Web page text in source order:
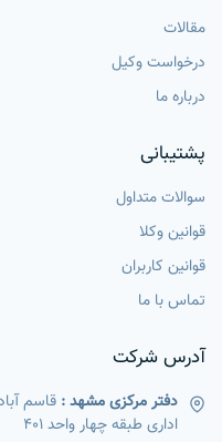
مقالات
درخواست وکیل
درباره ما
پشتیبانی
سوالات متداول
قوانین وکلا
قوانین کاربران
تماس با ما
آدرس شرکت
دفتر مرکزی مشهد :
اداری طبقه چهار واحد 401